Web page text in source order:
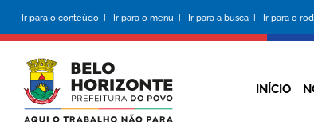
conteúdo
principal
Ir para o conteúdo | Ir para o menu | Ir para a busca | Ir para o
INÍCIO